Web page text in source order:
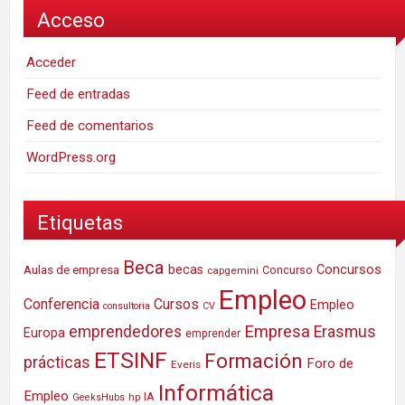
Acceso
Acceder
Feed de entradas
Feed de comentarios
WordPress.org
Etiquetas
Aulas de empresa Beca becas capgemini Concurso Concursos
Conferencia consultoria Cursos CV Empleo Empleo
Europa emprendedores emprender Empresa Erasmus
prácticas ETSINF Everis Formación Foro de
Empleo GeeksHubs hp IA Informática